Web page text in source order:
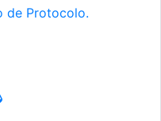
de Protocolo.